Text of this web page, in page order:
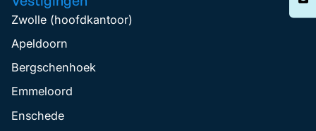
Zwolle (hoofdkantoor)
Apeldoorn
Bergschenhoek
Emmeloord
Enschede